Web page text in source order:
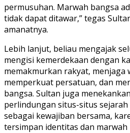
permusuhan. Marwah bangsa
tidak dapat ditawar,” tegas
amanatnya.
Lebih lanjut, beliau mengajak
mengisi kemerdekaan dengan
memakmurkan rakyat, menjaga
memperkuat persatuan, dan
bangsa. Sultan juga
perlindungan situs-situs sejarah
sebagai kewajiban bersama,
tersimpan identitas dan marwah